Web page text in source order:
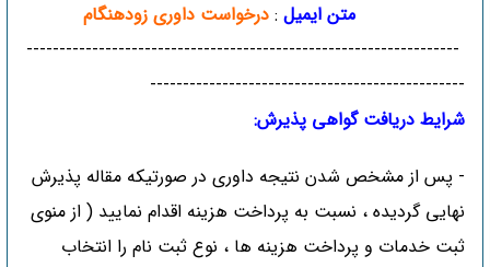
متن ایمیل: درخواست داوری زودهنگام
------------------------------------------------------------------
------------------------------------------------
شرایط دریافت گواهی پذیرش:
- پس از مشخص شدن نتیجه داوری در صورتیکه مقاله پذیرش
نهایی گردیده ، نسبت به پرداخت هزینه اقدام نمایید ( از منوی
ثبت خدمات و پرداخت هزینه ها ، نوع ثبت نام را انتخاب